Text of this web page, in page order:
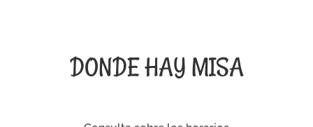
DONDE HAY MISA